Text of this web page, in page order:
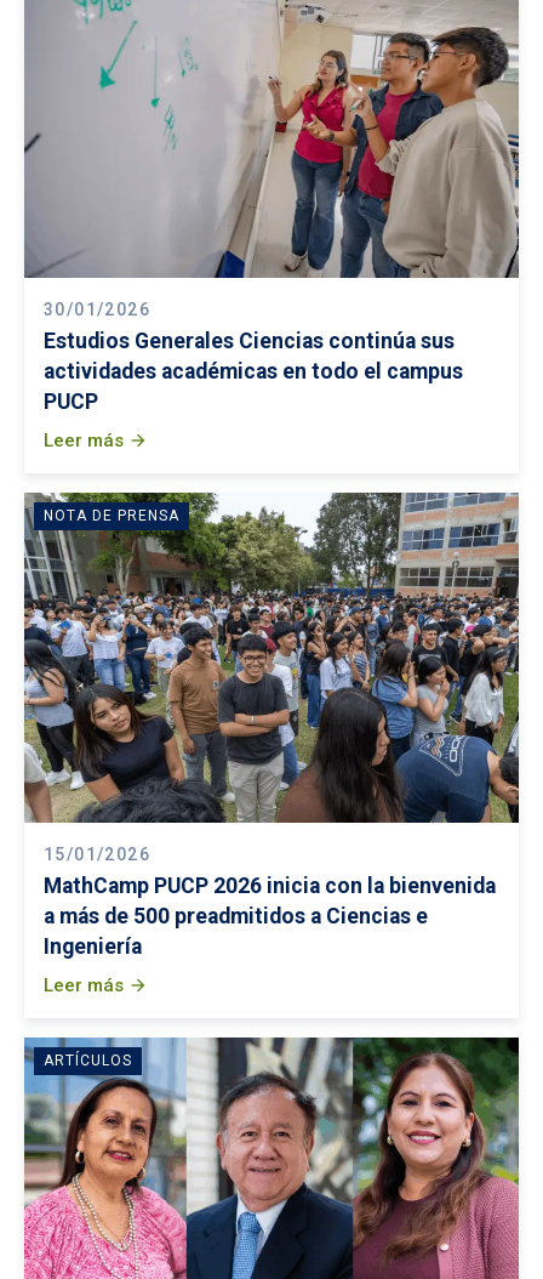
30/01/2026
Estudios Generales Ciencias continúa sus
actividades académicas en todo el campus
PUCP
Leer más arrow_forward
NOTA DE PRENSA
15/01/2026
MathCamp PUCP 2026 inicia con la bienvenida
a más de 500 preadmitidos a Ciencias e
Ingeniería
Leer más arrow_forward
ARTÍCULOS